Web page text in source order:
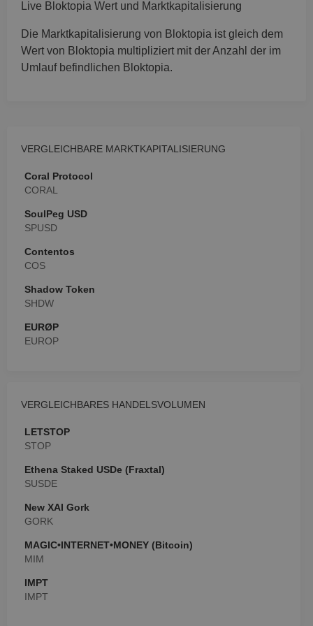
Live Bloktopia Wert und Marktkapitalisierung
Die Marktkapitalisierung von Bloktopia ist gleich dem
Wert von Bloktopia multipliziert mit der Anzahl der im
Umlauf befindlichen Bloktopia.
VERGLEICHBARE MARKTKAPITALISIERUNG
Coral Protocol
CORAL
SoulPeg USD
SPUSD
Contentos
COS
Shadow Token
SHDW
EURØP
EUROP
VERGLEICHBARES HANDELSVOLUMEN
LETSTOP
STOP
Ethena Staked USDe (Fraxtal)
SUSDE
New XAI Gork
GORK
MAGIC•INTERNET•MONEY (Bitcoin)
MIM
IMPT
IMPT
FUNKTIONALITÄT